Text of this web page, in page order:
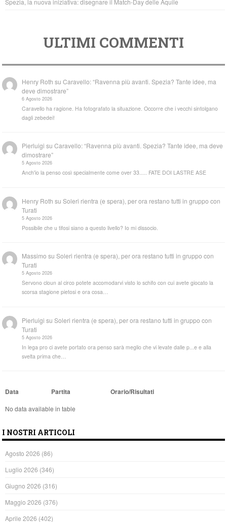
Spezia, la nuova iniziativa: disegnare il Match-Day delle Aquile
ULTIMI COMMENTI
Henry Roth suCaravello: “Ravenna più avanti. Spezia? Tante idee, ma
deve dimostrare”
6 Agosto 2026
Caravello ha ragione. Ha fotografato la situazione. Occorre che i vecchi sintolgano
dagli zebedei!
Pierluigi suCaravello: “Ravenna più avanti. Spezia? Tante idee, ma deve
dimostrare”
5 Agosto 2026
Anch'io la penso così specialmente come over 33..... FATE DOI LASTRE ASE
Henry Roth suSoleri rientra (e spera), per ora restano tutti in gruppo con
Turati
5 Agosto 2026
Possibile che u tifosi siano a questo livello? Io mi dissocio.
Massimo suSoleri rientra (e spera), per ora restano tutti in gruppo con
Turati
5 Agosto 2026
Servono cloun al circo potete accomodarvi visto lo schifo con cui avete giocato la
scorsa stagione pietosi e ora cosa…
Pierluigi suSoleri rientra (e spera), per ora restano tutti in gruppo con
Turati
5 Agosto 2026
In lega pro ci avete portato ora penso sarà meglio che vi levate dalle p...e e alla
svelta prima che…
Data Partita Orario/Risultati
No data available in table
I NOSTRI ARTICOLI
Agosto 2026 (86)
Luglio 2026 (346)
Giugno 2026 (316)
Maggio 2026 (376)
Aprile 2026 (402)